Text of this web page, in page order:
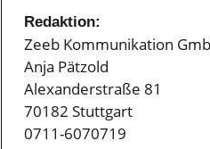
Redaktion:
Zeeb Kommunikation
Anja Pätzold
Alexanderstraße 81
70182 Stuttgart
0711-6070719